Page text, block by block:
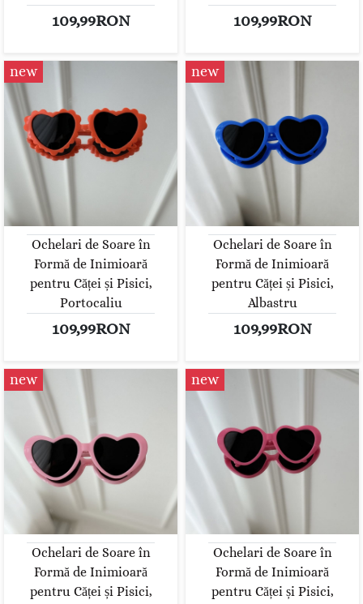
109,99RON 109,99RON
new
Ochelari de Soare în
Formă de Inimioară
pentru Căței și Pisici,
Portocaliu
109,99RON
new
Ochelari de Soare în
Formă de Inimioară
pentru Căței și Pisici,
Albastru
109,99RON
new
Ochelari de Soare în
Formă de Inimioară
pentru Căței și Pisici,
new
Ochelari de Soare în
Formă de Inimioară
pentru Căței și Pisici,